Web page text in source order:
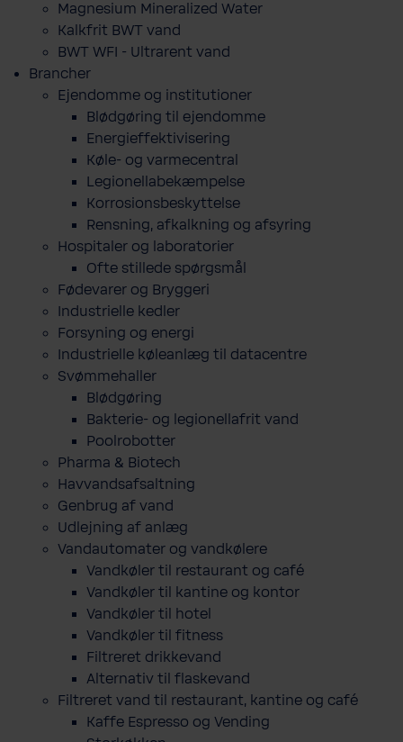
Magnesium Mineralized Water
Kalkfrit BWT vand
BWT WFI - Ultrarent vand
Brancher
Ejendomme og institutioner
Blødgøring til ejendomme
Energieffektivisering
Køle- og varmecentral
Legionellabekæmpelse
Korrosionsbeskyttelse
Rensning, afkalkning og afsyring
Hospitaler og laboratorier
Ofte stillede spørgsmål
Fødevarer og Bryggeri
Industrielle kedler
Forsyning og energi
Industrielle køleanlæg til datacentre
Svømmehaller
Blødgøring
Bakterie- og legionellafrit vand
Poolrobotter
Pharma & Biotech
Havvandsafsaltning
Genbrug af vand
Udlejning af anlæg
Vandautomater og vandkølere
Vandkøler til restaurant og café
Vandkøler til kantine og kontor
Vandkøler til hotel
Vandkøler til fitness
Filtreret drikkevand
Alternativ til flaskevand
Filtreret vand til restaurant, kantine og café
Kaffe Espresso og Vending